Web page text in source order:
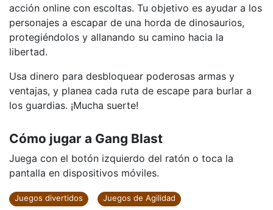
acción online con escoltas. Tu objetivo es ayudar a los
personajes a escapar de una horda de dinosaurios,
protegiéndolos y allanando su camino hacia la
libertad.
Usa dinero para desbloquear poderosas armas y
ventajas, y planea cada ruta de escape para burlar a
los guardias. ¡Mucha suerte!
Cómo jugar a Gang Blast
Juega con el botón izquierdo del ratón o toca la
pantalla en dispositivos móviles.
Juegos divertidos Juegos de Agilidad